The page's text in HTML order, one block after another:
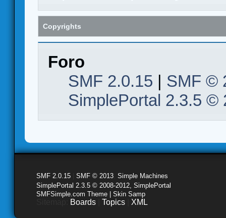
Copyrights
Foro
SMF 2.0.15 | SMF ©
SimplePortal 2.3.5 ©
SMF 2.0.15 SMF © 2013 Simple Machines
SimplePortal 2.3.5 © 2008-2012, SimplePortal
SMFSimple.com Theme | Skin Samp
Boards Topics XML